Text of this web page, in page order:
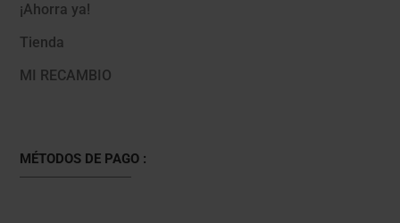
¡Ahorra ya!
Tienda
MI RECAMBIO
MÉTODOS DE PAGO :